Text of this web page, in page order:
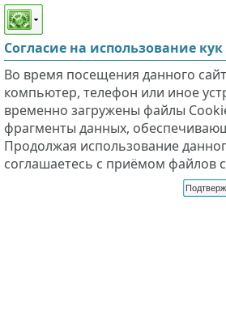
Этот сайт поддерживает
слабовидящих
Согласие на использование кук
Во время посещения данного
компьютер, телефон или иное
временно загружены файлы
фрагменты данных,
Продолжая использование
соглашаетесь с приёмом файлов